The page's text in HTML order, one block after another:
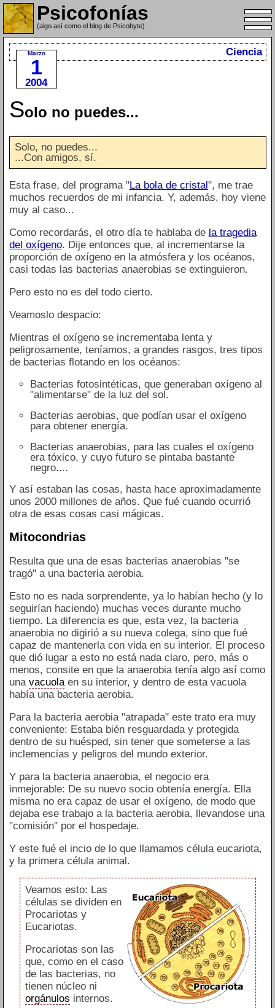
Psicofonías
(algo así como el blog de Psicobyte)
Marzo
1
2004
Ciencia
Solo no puedes...
Solo, no puedes...
...Con amigos, sí.
Esta frase, del programa "La bola de cristal", me trae
muchos recuerdos de mi infancia. Y, además, hoy viene
muy al caso...
Como recordarás, el otro día te hablaba de la tragedia
del oxígeno. Dije entonces que, al incrementarse la
proporción de oxígeno en la atmósfera y los océanos,
casi todas las bacterias anaerobias se extinguieron.
Pero esto no es del todo cierto.
Veamoslo despacio:
Mientras el oxígeno se incrementaba lenta y
peligrosamente, teníamos, a grandes rasgos, tres tipos
de bacterias flotando en los océanos:
Bacterias fotosintéticas, que generaban oxígeno al
"alimentarse" de la luz del sol.
Bacterias aerobias, que podían usar el oxígeno
para obtener energía.
Bacterias anaerobias, para las cuales el oxígeno
era tóxico, y cuyo futuro se pintaba bastante
negro....
Y así estaban las cosas, hasta hace aproximadamente
unos 2000 millones de años. Que fué cuando ocurrió
otra de esas cosas casi mágicas.
Mitocondrias
Resulta que una de esas bacterias anaerobias "se
tragó" a una bacteria aerobia.
Esto no es nada sorprendente, ya lo habían hecho (y lo
seguirían haciendo) muchas veces durante mucho
tiempo. La diferencia es que, esta vez, la bacteria
anaerobia no digirió a su nueva colega, sino que fué
capaz de mantenerla con vida en su interior. El proceso
que dió lugar a esto no está nada claro, pero, más o
menos, consite en que la anaerobia tenía algo así como
una vacuolaen su interior, y dentro de esta vacuola
había una bacteria aerobia.
Para la bacteria aerobia "atrapada" este trato era muy
conveniente: Estaba bién resguardada y protegida
dentro de su huésped, sin tener que someterse a las
inclemencias y peligros del mundo exterior.
Y para la bacteria anaerobia, el negocio era
inmejorable: De su nuevo socio obtenía energía. Ella
misma no era capaz de usar el oxígeno, de modo que
dejaba ese trabajo a la bacteria aerobia, llevandose una
"comisión" por el hospedaje.
Y este fué el incio de lo que llamamos célula eucariota,
y la primera célula animal.
Veamos esto: Las
células se dividen en
Procariotas y
Eucariotas.
Procariotas son las
que, como en el caso
de las bacterias, no
tienen núcleo ni
orgánulos internos.